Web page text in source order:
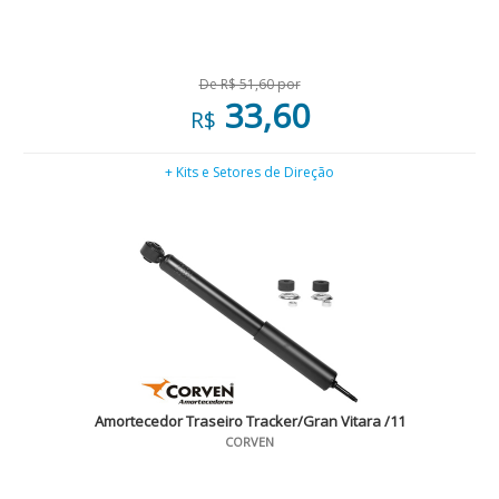
De R$ 51,60 por
R$ 33,60
+ Kits e Setores de Direção
Amortecedor Traseiro Tracker/Gran Vitara /11
CORVEN